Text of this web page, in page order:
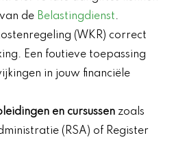
de Belastingdienst.
(WKR) correct
Een foutieve toepassing
in jouw financiële
en cursussen zoals
(RSA) of Register